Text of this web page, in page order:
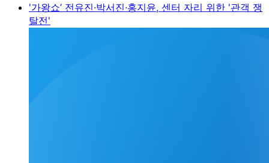
'가왕쇼’ 전유진·박서진·홍지윤, 센터 자리 위한 '관객 쟁
탈전'